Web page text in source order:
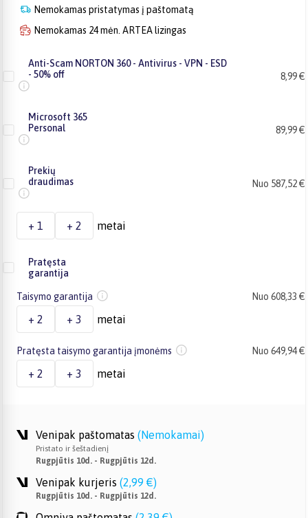
Nemokamas pristatymas į paštomatą
Nemokamas 24 mėn. ARTEA lizingas
Anti-Scam NORTON 360 - Antivirus - VPN - ESD
- 50% off
8,99 €
Microsoft 365
Personal
89,99 €
Prekių
draudimas
Nuo 587,52 €
+ 1 + 2 metai
Pratęsta
garantija
Taisymo garantija Nuo 608,33 €
+ 2 + 3 metai
Pratęsta taisymo garantija įmonėms Nuo 649,94 €
+ 2 + 3 metai
Venipak paštomatas (Nemokamai)
Pristato ir šeštadienį
Rugpjūtis 10d. - Rugpjūtis 12d.
Venipak kurjeris (2,99 €)
Rugpjūtis 10d. - Rugpjūtis 12d.